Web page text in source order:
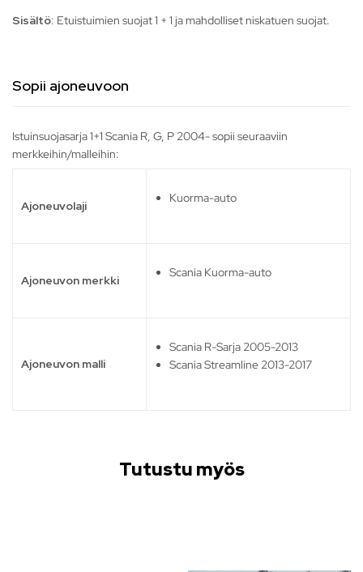
Sisältö: Etuistuimien suojat 1 + 1 ja mahdolliset niskatuen suojat.
Sopii ajoneuvoon
Istuinsuojasarja 1+1 Scania R, G, P 2004- sopii seuraaviin
merkkeihin/malleihin:
Ajoneuvolaji
Kuorma-auto
Ajoneuvon merkki
Scania Kuorma-auto
Ajoneuvon malli
Scania R-Sarja 2005-2013
Scania Streamline 2013-2017
Tutustu myös